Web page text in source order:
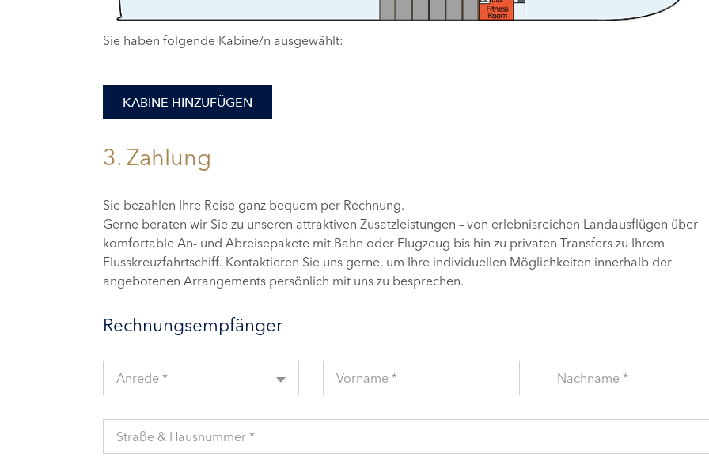
Sie haben folgende Kabine/n ausgewählt:
KABINE HINZUFÜGEN
3. Zahlung
Sie bezahlen Ihre Reise ganz bequem per Rechnung.
Gerne beraten wir Sie zu unseren attraktiven Zusatzleistungen – von erlebnisreichen Landausflügen über
komfortable An- und Abreisepakete mit Bahn oder Flugzeug bis hin zu privaten Transfers zu Ihrem
Flusskreuzfahrtschiff. Kontaktieren Sie uns gerne, um Ihre individuellen Möglichkeiten innerhalb der
angebotenen Arrangements persönlich mit uns zu besprechen.
Rechnungsempfänger
Anrede * Vorname * Nachname *
Straße & Hausnummer *